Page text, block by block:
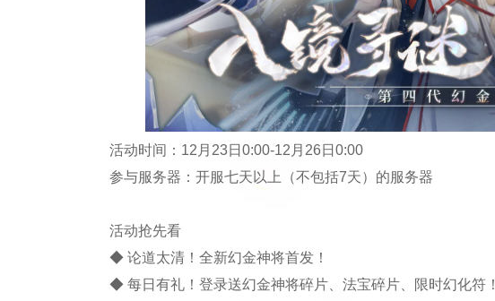
活动时间：12月23日0:00-12月26日0:00
参与服务器：开服七天以上（不包括7天）的服务器
活动抢先看
◆ 论道太清！全新幻金神将首发！
◆ 每日有礼！登录送幻金神将碎片、法宝碎片、限时幻化符！